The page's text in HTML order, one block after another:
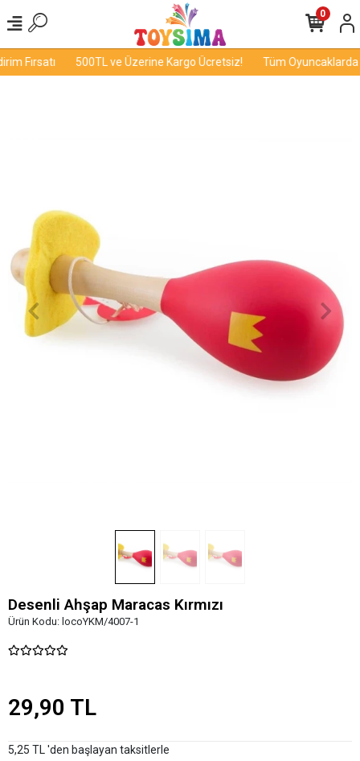
Fırsatı 500TL ve Üzerine Kargo Ücretsiz! Tüm Oyuncaklarda
0
Desenli Ahşap Maracas Kırmızı
Ürün Kodu: locoYKM/4007-1
29,90 TL
5,25 TL 'den başlayan taksitlerle